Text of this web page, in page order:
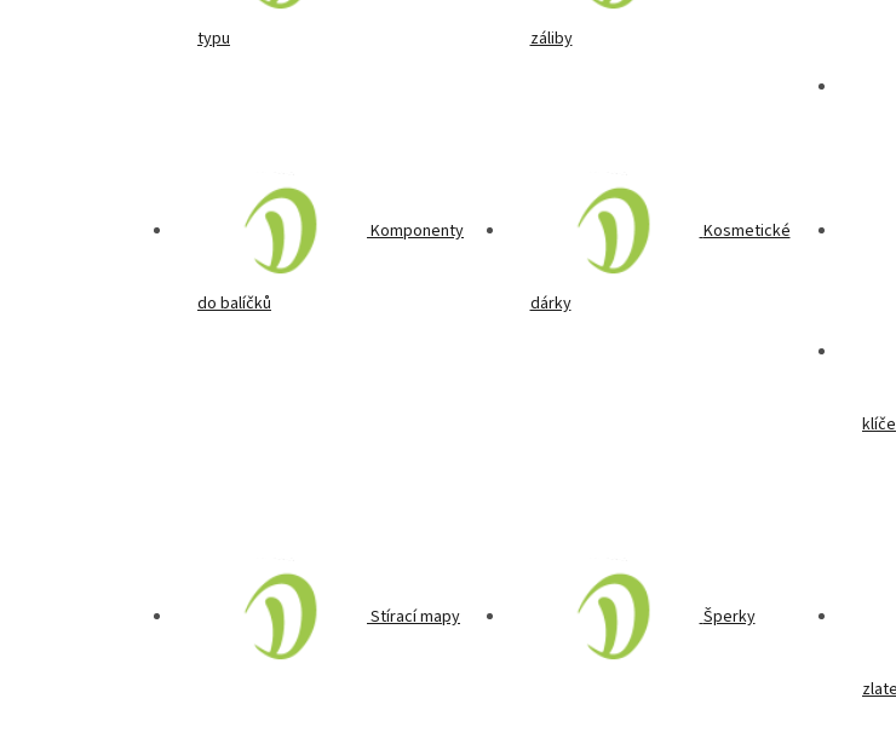
typu záliby
Komponenty
do balíčků
Kosmetické
dárky
klíče
Stírací mapy Šperky